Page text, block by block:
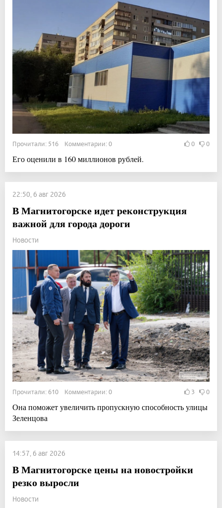
Прочитали: 516 Комментарии: 0 0 0
Его оценили в 160 миллионов рублей.
22:50, 6 авг 2026
В Магнитогорске идет реконструкция
важной для города дороги
Новости
Прочитали: 610 Комментарии: 0 3 0
Она поможет увеличить пропускную способность улицы
Зеленцова
14:57, 6 авг 2026
В Магнитогорске цены на новостройки
резко выросли
Новости